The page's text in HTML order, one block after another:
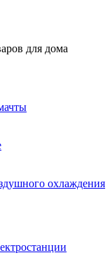
для дома
охлаждения